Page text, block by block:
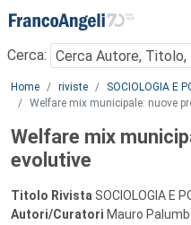
Menu
Cerca:
Main content
Home riviste SOCIOLOGIA E
Welfare mix municipale: nuove
Welfare mix
evolutive
Titolo Rivista SOCIOLOGIA E
Autori/Curatori Mauro